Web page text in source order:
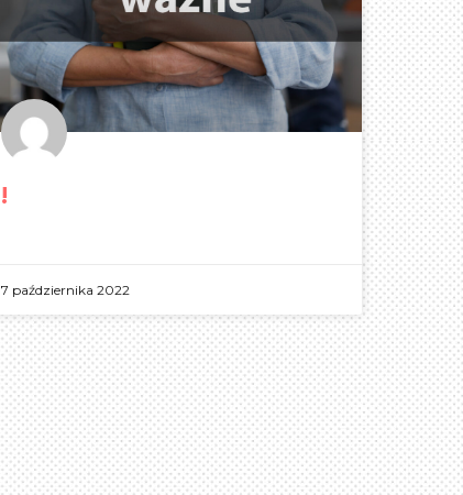
!
7 października 2022